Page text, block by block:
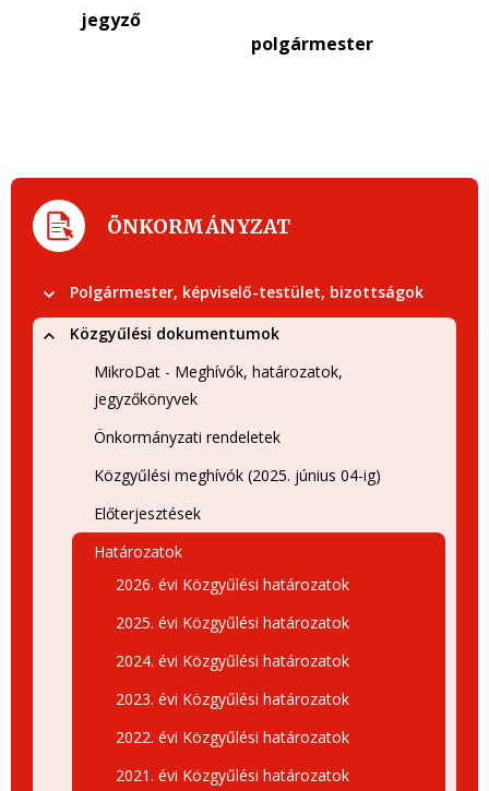
jegyző
polgármester
ÖNKORMÁNYZAT
Polgármester, képviselő-testület, bizottságok
Közgyűlési dokumentumok
MikroDat - Meghívók, határozatok,
jegyzőkönyvek
Önkormányzati rendeletek
Közgyűlési meghívók (2025. június 04-ig)
Előterjesztések
Határozatok
2026. évi Közgyűlési határozatok
2025. évi Közgyűlési határozatok
2024. évi Közgyűlési határozatok
2023. évi Közgyűlési határozatok
2022. évi Közgyűlési határozatok
2021. évi Közgyűlési határozatok